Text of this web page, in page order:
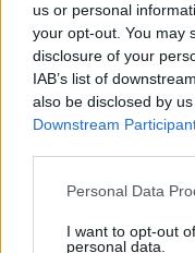
us or personal
your opt-out. You may
disclosure of your
IAB’s list of
also be disclosed by
Downstream
Please note that this
not limited to your visit
Personal Data
I want to opt-out
personal data.
Chiptuning:
amiket tudnod
Az autók iránt
chiptuningaz
technológia
teljesítményét és